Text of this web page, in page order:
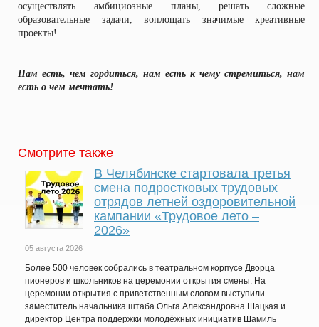
осуществлять амбициозные планы, решать сложные
образовательные задачи, воплощать значимые креативные
проекты!
Нам есть, чем гордиться, нам есть к чему стремиться, нам
есть о чем мечтать!
Смотрите также
В Челябинске стартовала третья
смена подростковых трудовых
отрядов летней оздоровительной
кампании «Трудовое лето –
2026»
05 августа 2026
Более 500 человек собрались в театральном корпусе Дворца
пионеров и школьников на церемонии открытия смены. На
церемонии открытия с приветственным словом выступили
заместитель начальника штаба Ольга Александровна Шацкая и
директор Центра поддержки молодёжных инициатив Шамиль